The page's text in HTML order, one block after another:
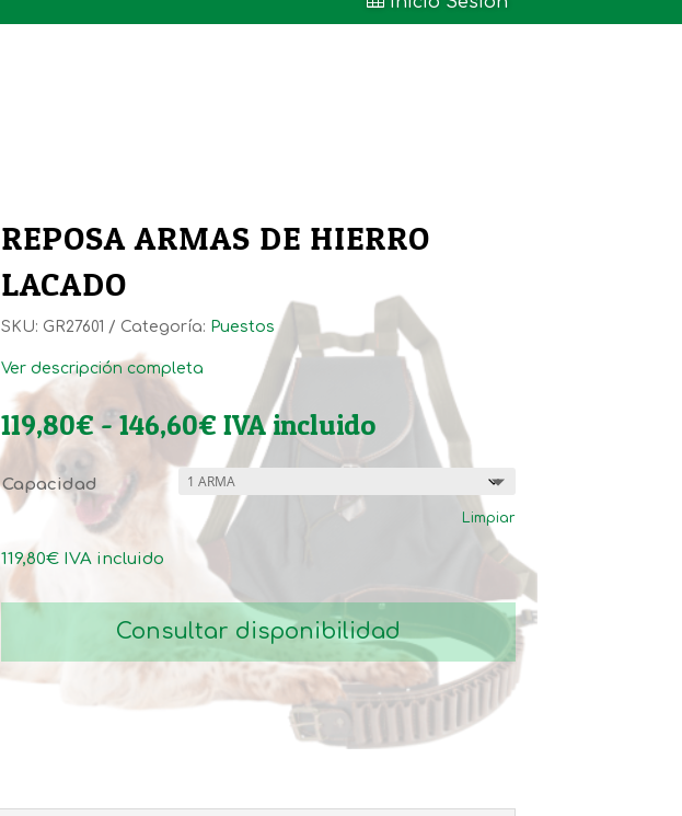
REPOSA ARMAS DE HIERRO
LACADO
SKU: GR27601 Categoría: Puestos
Ver descripción completa
119,80€- 146,60€Rango
de
precios:
desde
119,80€
146,60€
IVA incluido
Capacidad
Limpiar
119,80€ IVA incluido
Consultar disponibilidad